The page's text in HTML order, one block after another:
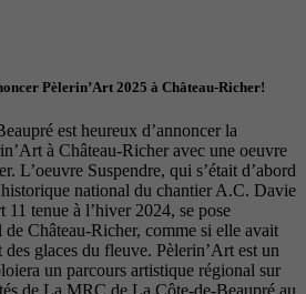
Pèlerin’Art 2025 à Château-Richer!
est heureux d’annoncer la
à Château-Richer avec une oeuvre
L’oeuvre Suspendre, qui s’était d’abord
national du chantier A.C. Davie
11 tenue à l’hiver 2024, se pose
Château-Richer, comme si elle avait
glaces du fleuve. Pèlerin’Art est un
un parcours artistique régional sur